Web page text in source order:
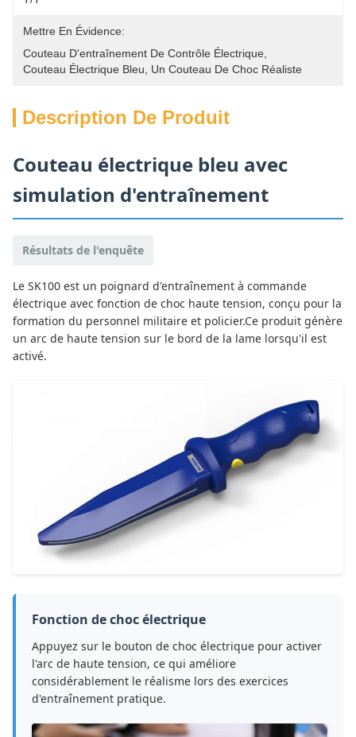
Mettre En Évidence:
Couteau D'entraînement De Contrôle Électrique
Couteau Électrique Bleu
Un Couteau De Choc Réaliste
Description De Produit
Couteau électrique bleu avec
simulation d'entraînement
Résultats de l'enquête
Le SK100 est un poignard d'entraînement à commande
électrique avec fonction de choc haute tension, conçu pour la
formation du personnel militaire et policier.Ce produit génère
un arc de haute tension sur le bord de la lame lorsqu'il est
activé.
Fonction de choc électrique
Appuyez sur le bouton de choc électrique pour activer
l'arc de haute tension, ce qui améliore
considérablement le réalisme lors des exercices
d'entraînement pratique.